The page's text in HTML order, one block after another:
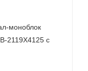
моноблок
2119X4125 с